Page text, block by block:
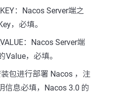
：Nacos Server端之
，必填。
：Nacos Server端
Value，必填。
包进行部署 Nacos ，注
信息必填，Nacos 3.0 的